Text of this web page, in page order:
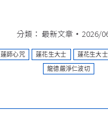
分類： 最新文章
2026/
蓮師心咒 蓮花生大士 蓮花生大
龍德嚴淨仁波切